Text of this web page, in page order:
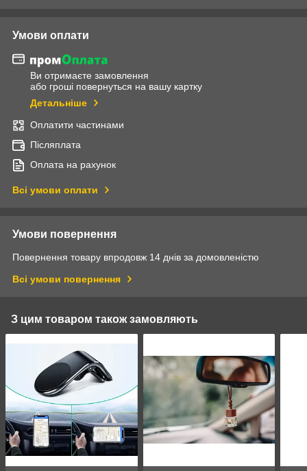
Умови оплати
Ви отримаєте замовлення
або гроші повернуться на вашу картку
Детальніше
Оплатити частинами
Післяплата
Оплата на рахунок
Всі умови оплати
Умови повернення
Повернення товару впродовж 14 днів за домовленістю
Всі умови повернення
З цим товаром також замовляють